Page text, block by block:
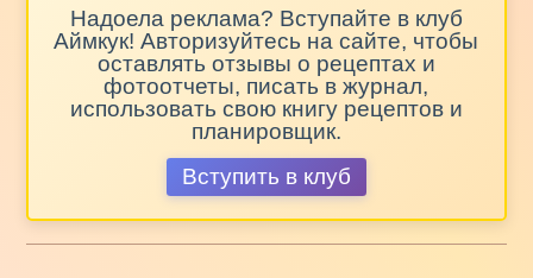
Надоела реклама? Вступайте в клуб
Аймкук! Авторизуйтесь на сайте, чтобы
оставлять отзывы о рецептах и
фотоотчеты, писать в журнал,
использовать свою книгу рецептов и
планировщик.
Вступить в клуб